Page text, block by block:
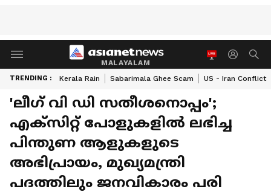
MALAYALAM
TRENDING : Kerala Rain Sabarimala Ghee Scam US - Iran Conflict
'ലീഗ് വി ഡി സതീശനൊപ്പം';
എക്സിറ്റ് പോളുകളിൽ ലഭിച്ച
പിന്തുണ ആളുകളുടെ
അഭിപ്രായം, മുഖ്യമന്ത്രി
പദത്തിലും ജനവികാരം പരി​